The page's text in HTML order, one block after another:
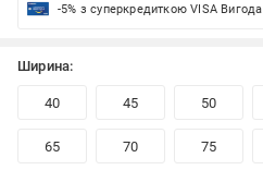
-5% з суперкредиткою VISA Вигода
Ширина:
40 45 50
65 70 75